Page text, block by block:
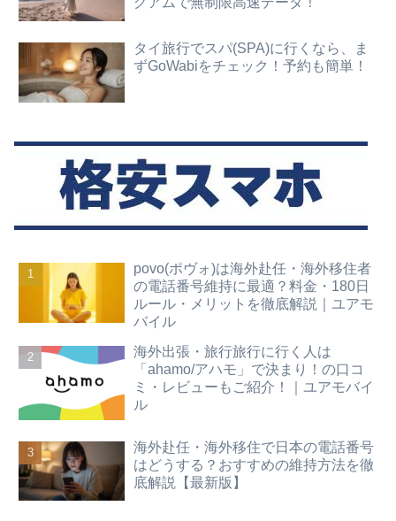
タイ旅行でスパ(SPA)に行くなら、ま
ずGoWabiをチェック！予約も簡単！
povo(ポヴォ)は海外赴任・海外移住者
の電話番号維持に最適？料金・180日
ルール・メリットを徹底解説｜ユアモ
バイル
海外出張・旅行旅行に行く人は
「ahamo/アハモ」で決まり！の口コ
ミ・レビューもご紹介！｜ユアモバイ
ル
海外赴任・海外移住で日本の電話番号
はどうする？おすすめの維持方法を徹
底解説【最新版】